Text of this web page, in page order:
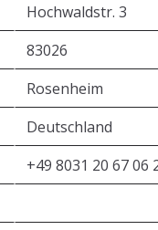
Hochwaldstr. 3
83026
Rosenheim
Deutschland
+49 8031 20 67 06